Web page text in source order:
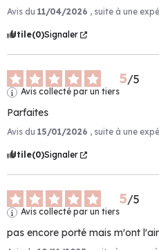
Avis du 11/04/2026 , suite à une
Utile(0)Signaler
5/5
Avis collecté par un tiers
Parfaites
Avis du 15/01/2026 , suite à une
Utile(0)Signaler
5/5
Avis collecté par un tiers
pas encore porté mais m'ont